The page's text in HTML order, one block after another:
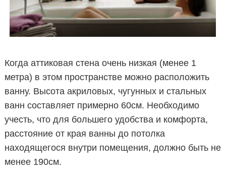
Когда аттиковая стена очень низкая (менее 1
метра) в этом пространстве можно расположить
ванну. Высота акриловых, чугунных и стальных
ванн составляет примерно 60см. Необходимо
учесть, что для большего удобства и комфорта,
расстояние от края ванны до потолка
находящегося внутри помещения, должно быть не
менее 190см.